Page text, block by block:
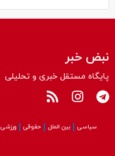
نبض خبر
پایگاه مستقل خبری و تحلیلی
سیاسی بین الملل حقوقی ورزشی